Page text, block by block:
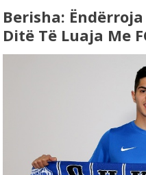
Berisha:
Ditë Të Luaja Me